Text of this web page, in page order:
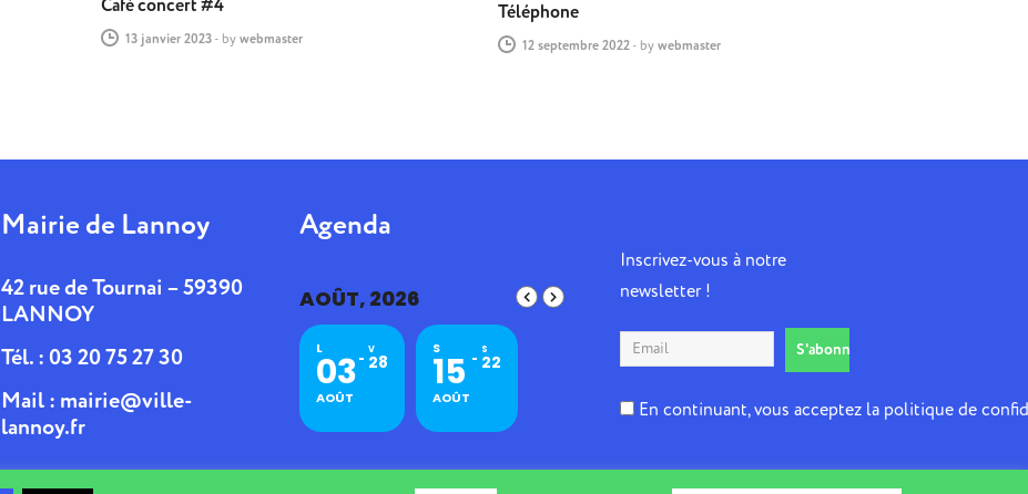
Café concert #4
13 janvier 2023- by webmaster
Téléphone
12 septembre 2022 - bywebmaster
Mairie de Lannoy
42 rue de Tournai – 59390
LANNOY
Tél. : 03 20 75 27 30
Mail : mairie@ville-
lannoy.fr
Agenda
AOÛT, 2026
L
03
AOÛT
V
28
S
15
AOÛT
S
22
Inscrivez-vous à notre
newsletter !
En continuant, vous acceptez la politique de